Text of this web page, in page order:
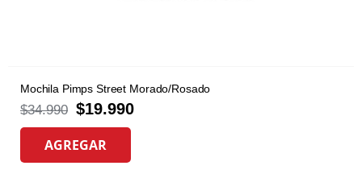
Mochila Pimps Street Morado/Rosado
$34.990 $19.990
AGREGAR